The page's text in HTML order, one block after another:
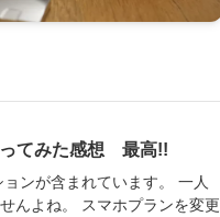
てみた感想 最高!!
ンが含まれています。 一人
んよね。 スマホプランを変更